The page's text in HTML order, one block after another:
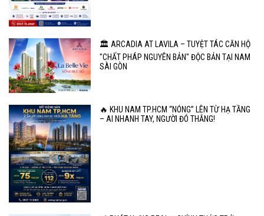
🏛️ ARCADIA AT LAVILA – TUYỆT TÁC CĂN HỘ
"CHẤT PHÁP NGUYÊN BẢN" ĐỘC BẢN TẠI NAM
SÀI GÒN
🔥 KHU NAM TP.HCM “NÓNG” LÊN TỪ HẠ TẦNG
– AI NHANH TAY, NGƯỜI ĐÓ THẮNG!